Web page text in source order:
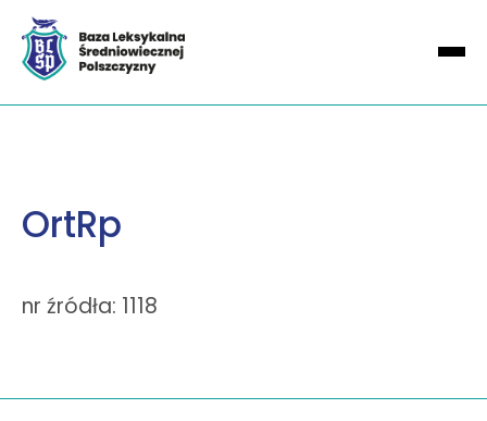
OrtRp
nr źródła: 1118